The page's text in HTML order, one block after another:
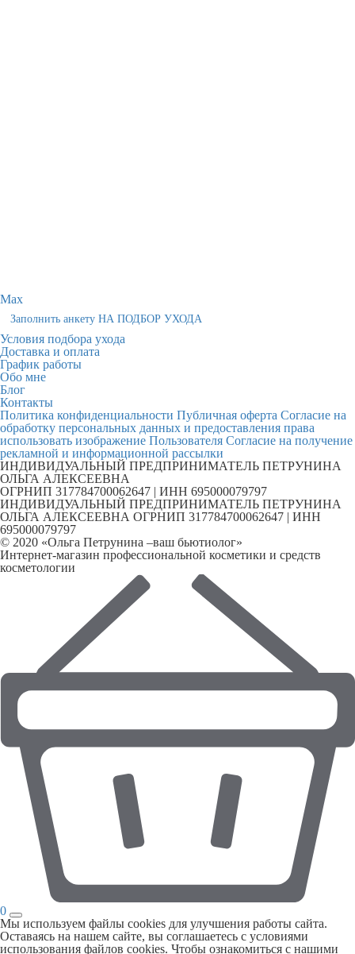
Max
Заполнить анкету НА ПОДБОР УХОДА
Условия подбора ухода
Доставка и оплата
График работы
Обо мне
Блог
Контакты
Политика конфиденциальности Публичная оферта Согласие на
обработку персональных данных и предоставления права
использовать изображение Пользователя Согласие на получение
рекламной и информационной рассылки
ИНДИВИДУАЛЬНЫЙ ПРЕДПРИНИМАТЕЛЬ ПЕТРУНИНА
ОЛЬГА АЛЕКСЕЕВНА
ОГРНИП 317784700062647 | ИНН 695000079797
ИНДИВИДУАЛЬНЫЙ ПРЕДПРИНИМАТЕЛЬ ПЕТРУНИНА
ОЛЬГА АЛЕКСЕЕВНА ОГРНИП 317784700062647 | ИНН
695000079797
© 2020 «Ольга Петрунина –ваш бьютиолог»
Интернет-магазин профессиональной косметики и средств
косметологии
0
Мы используем файлы cookies для улучшения работы сайта.
Оставаясь на нашем сайте, вы соглашаетесь с условиями
использования файлов cookies. Чтобы ознакомиться с нашими